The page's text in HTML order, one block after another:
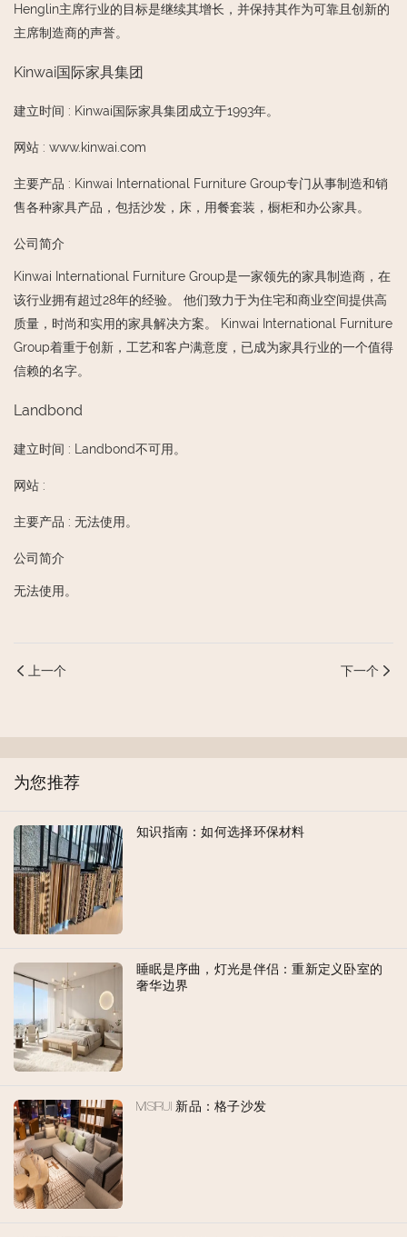
Henglin主席行业的目标是继续其增长，并保持其作为可靠且创新的
主席制造商的声誉。
Kinwai国际家具集团
建立时间 : Kinwai国际家具集团成立于1993年。
网站 : www.kinwai.com
主要产品 : Kinwai International Furniture Group专门从事制造和销
售各种家具产品，包括沙发，床，用餐套装，橱柜和办公家具。
公司简介
Kinwai International Furniture Group是一家领先的家具制造商，在
该行业拥有超过28年的经验。 他们致力于为住宅和商业空间提供高
质量，时尚和实用的家具解决方案。 Kinwai International Furniture
Group着重于创新，工艺和客户满意度，已成为家具行业的一个值得
信赖的名字。
Landbond
建立时间 : Landbond不可用。
网站 :
主要产品 : 无法使用。
公司简介
无法使用。
上一个 下一个
为您推荐
知识指南：如何选择环保材料
睡眠是序曲，灯光是伴侣：重新定义卧室的
奢华边界
MISIRUI 新品：格子沙发